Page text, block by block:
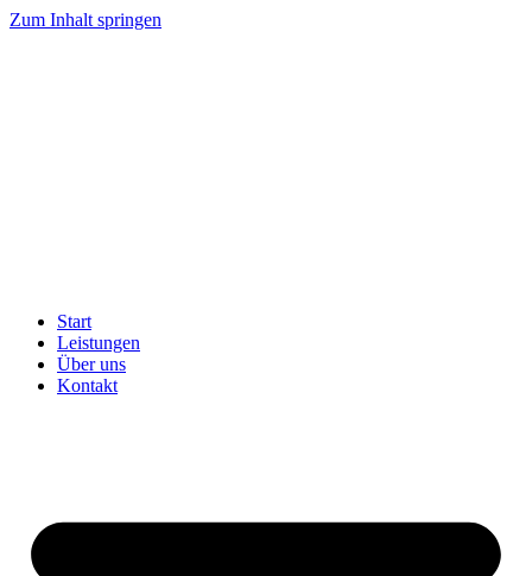
Zum Inhalt springen
Start
Leistungen
Über uns
Kontakt